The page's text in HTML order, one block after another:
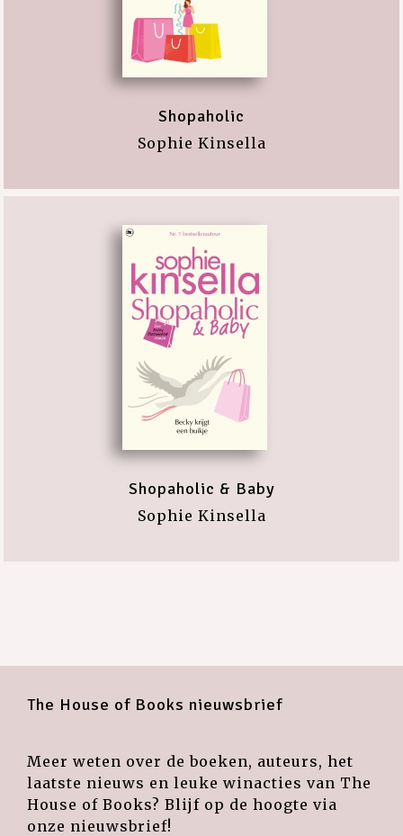
Shopaholic
Sophie Kinsella
Shopaholic & Baby
Sophie Kinsella
The House of Books nieuwsbrief
Meer weten over de boeken, auteurs, het
laatste nieuws en leuke winacties van The
House of Books? Blijf op de hoogte via
onze nieuwsbrief!